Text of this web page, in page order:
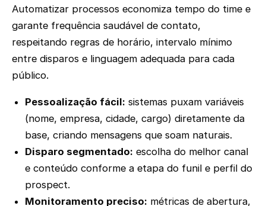
Automatizar processos economiza tempo do time e
garante frequência saudável de contato,
respeitando regras de horário, intervalo mínimo
entre disparos e linguagem adequada para cada
público.
Pessoalização fácil: sistemas puxam variáveis
(nome, empresa, cidade, cargo) diretamente da
base, criando mensagens que soam naturais.
Disparo segmentado: escolha do melhor canal
e conteúdo conforme a etapa do funil e perfil do
prospect.
Monitoramento preciso: métricas de abertura,